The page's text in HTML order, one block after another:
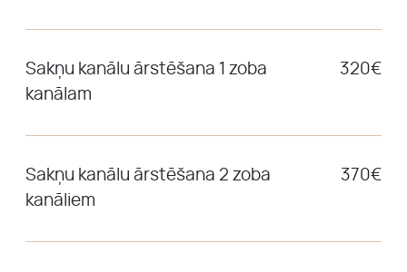
Sakņu kanālu ārstēšana 1 zoba
kanālam
320€
Sakņu kanālu ārstēšana 2 zoba
kanāliem
370€